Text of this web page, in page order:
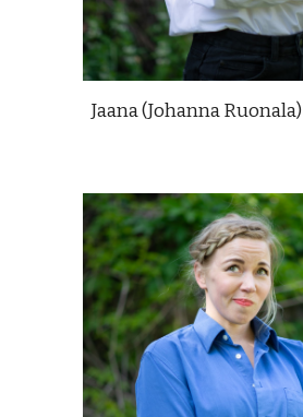
Jaana (Johanna Ruonala)